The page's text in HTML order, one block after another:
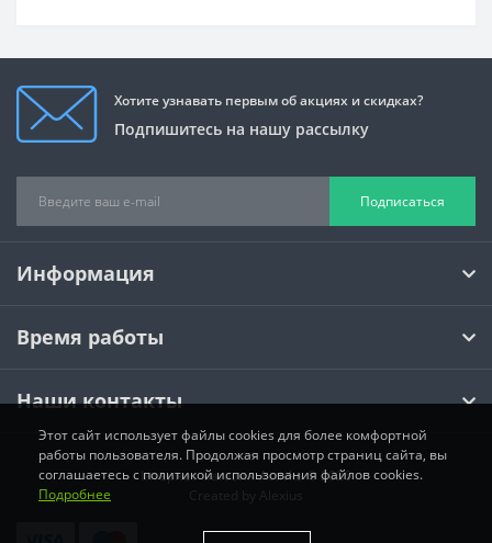
Хотите узнавать первым об акциях и скидках?
Подпишитесь на нашу рассылку
Подписаться
Информация
Время работы
Наши контакты
Інтернет магазин Activka © 2026
Created by
Alexius
Этот сайт использует файлы cookies для более комфортной
работы пользователя. Продолжая просмотр страниц сайта, вы
соглашаетесь с политикой использования файлов cookies.
Подробнее